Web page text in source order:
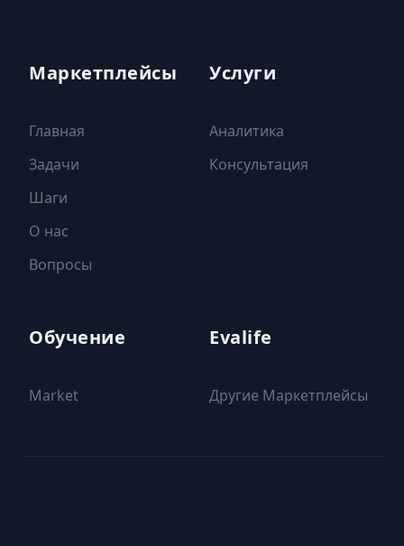
Маркетплейсы
Главная
Задачи
Шаги
О нас
Вопросы
Услуги
Аналитика
Консультация
Обучение
Market
Evalife
Другие Маркетплейсы